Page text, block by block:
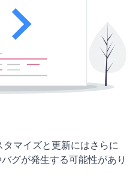
マイズと更新にはさらに
グが発生する可能性があり